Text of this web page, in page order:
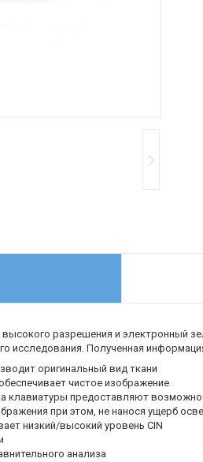
разрешения и электронный
Полученная
оригинальный вид ткани
чистое изображение
клавиатуры предоставляют
при этом, не нанося ущерб
низкий/высокий уровень CIN
анализа